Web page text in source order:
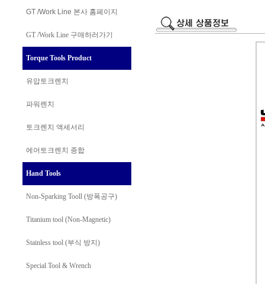
GT /Work Line 본사 홈페이지
GT /Work Line 구매하러가기
Torque Tools Product
유압토크렌치
파워렌치
토크렌치 액세서리
에어토크렌치 종합
Hand Tools
Non-Sparking Tooll (방폭공구)
Titanium tool (Non-Magnetic)
Stainless tool (부식 방지)
Special Tool & Wrench